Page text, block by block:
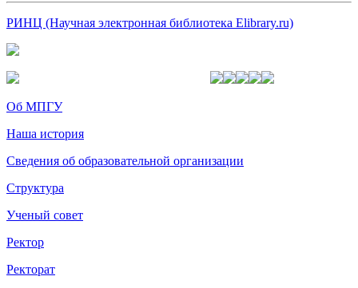
РИНЦ (Научная электронная библиотека Elibrary.ru)
Об МПГУ
Наша история
Сведения об образовательной организации
Структура
Ученый совет
Ректор
Ректорат